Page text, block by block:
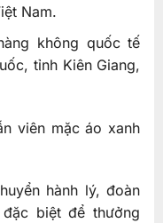
Nam.
không quốc tế
tỉnh Kiên Giang,
viên mặc áo xanh
hành lý, đoàn
biệt để thưởng